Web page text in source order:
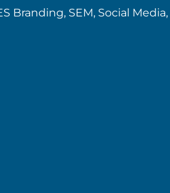
Branding, SEM, Social